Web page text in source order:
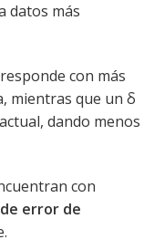
datos más
con más
mientras que un δ
dando menos
con
error de